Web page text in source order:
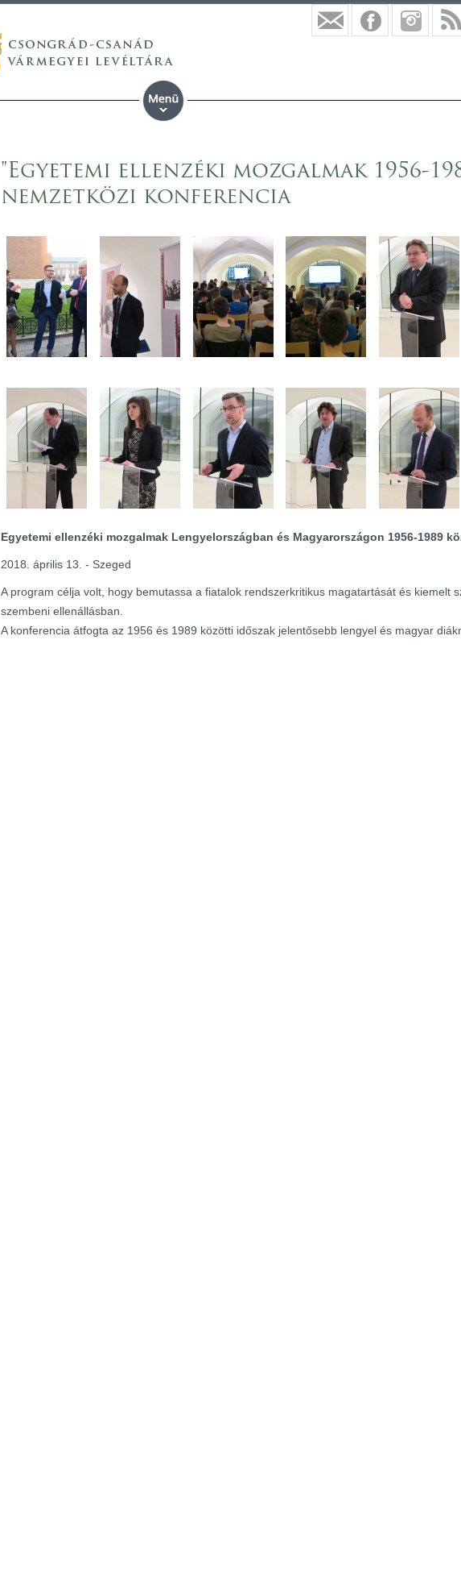
"Egyetemi ellenzéki mozgalmak 1956-
nemzetközi konferencia
Egyetemi ellenzéki mozgalmak Lengyelországban és Magyarországon 1956-1989
2018. április 13. - Szeged
A program célja volt, hogy bemutassa a fiatalok rendszerkritikus magatartását és kiemelt
szembeni ellenállásban.
A konferencia átfogta az 1956 és 1989 közötti időszak jelentősebb lengyel és magyar